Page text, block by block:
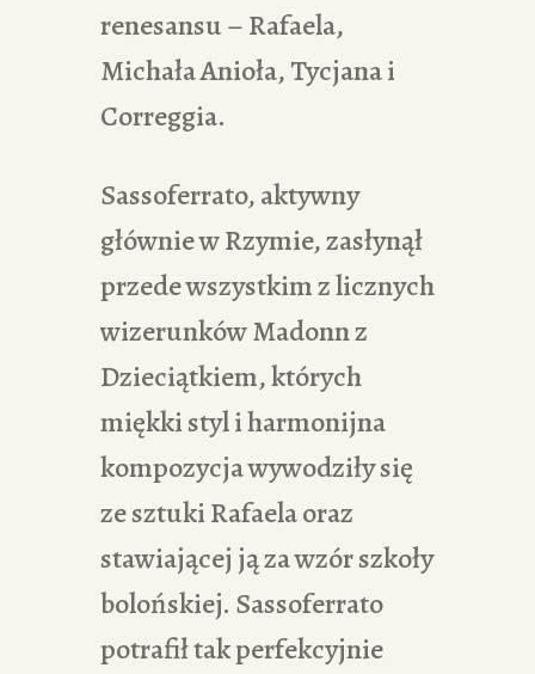
renesansu – Rafaela,
Michała Anioła, Tycjana i
Correggia.
Sassoferrato, aktywny
głównie w Rzymie, zasłynął
przede wszystkim z licznych
wizerunków Madonn z
Dzieciątkiem, których
miękki styl i harmonijna
kompozycja wywodziły się
ze sztuki Rafaela oraz
stawiającej ją za wzór szkoły
bolońskiej. Sassoferrato
potrafił tak perfekcyjnie